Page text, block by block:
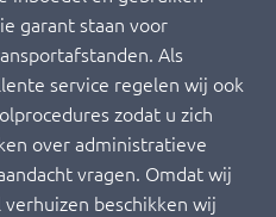
garant staan voor
Als
service regelen wij ook
zodat u zich
over administratieve
vragen. Omdat wij
beschikken wij